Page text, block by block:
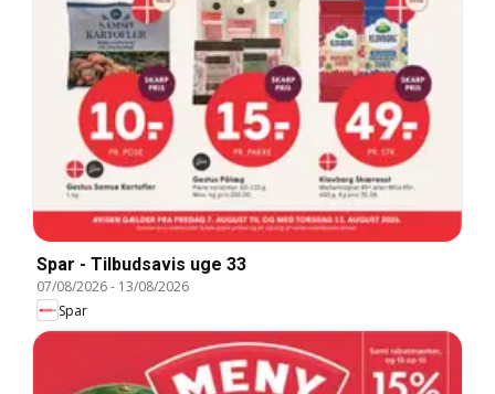
Spar - Tilbudsavis uge 33
07/08/2026- 13/08/2026
Spar